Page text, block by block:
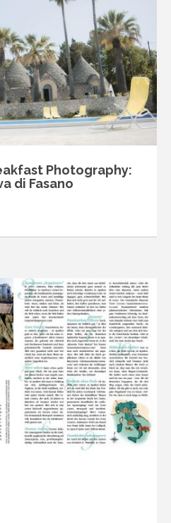
Photography:
di Fasano